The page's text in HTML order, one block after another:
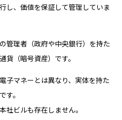
し、価値を保証して管理していま
管理者（政府や中央銀行）を持た
貨（暗号資産）です。
子マネーとは異なり、実体を持た
す。
社ビルも存在しません。